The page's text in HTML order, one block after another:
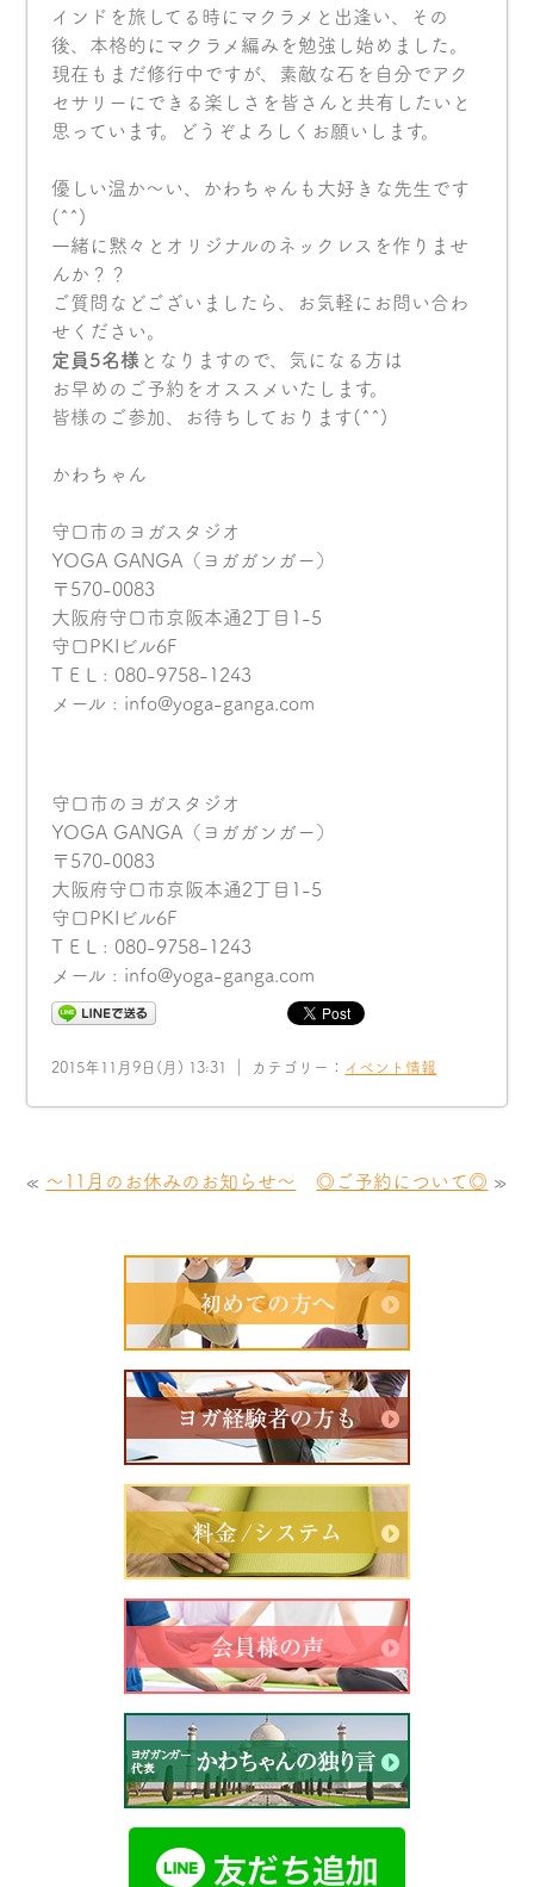
インドを旅してる時にマクラメと出逢い、その
後、本格的にマクラメ編みを勉強し始めました。
現在もまだ修行中ですが、素敵な石を自分でアク
セサリーにできる楽しさを皆さんと共有したいと
思っています。どうぞよろしくお願いします。
優しい温か〜い、かわちゃんも大好きな先生です
(^^)
一緒に黙々とオリジナルのネックレスを作りませ
んか？？
ご質問などございましたら、お気軽にお問い合わ
せください。
定員5名様 となりますので、気になる方は
お早めのご予約をオススメいたします。
皆様のご参加、お待ちしております(^^)
かわちゃん
守口市のヨガスタジオ
YOGA GANGA（ヨガガンガー）
〒570-0083
大阪府守口市京阪本通2丁目1-5
守口PKIビル6F
T E L : 080-9758-1243
メール : info@yoga-ganga.com
守口市のヨガスタジオ
YOGA GANGA（ヨガガンガー）
〒570-0083
大阪府守口市京阪本通2丁目1-5
守口PKIビル6F
T E L : 080-9758-1243
メール : info@yoga-ganga.com
2015年11月9日(月) 13:31 ｜ カテゴリー： イベント情報
« 〜11月のお休みのお知らせ〜 ◎ご予約について◎ »